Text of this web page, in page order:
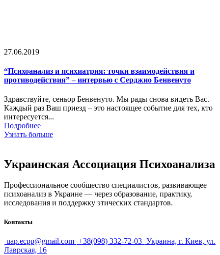
27.06.2019
“Психоанализ и психиатрия: точки взаимодействия и
противодействия” – интервью с Серджио Бенвенуто
Здравствуйте, сеньор Бенвенуто. Мы рады снова видеть Вас.
Каждый раз Ваш приезд – это настоящее событие для тех, кто
интересуется...
Подробнее
Узнать больше
Украинская Ассоциация Психоанализа
Профессиональное сообщество специалистов, развивающее
психоанализ в Украине — через образование, практику,
исследования и поддержку этических стандартов.
Контакты
uap.ecpp@gmail.com +38(098) 332-72-03 Украина, г. Киев, ул.
Лаврская, 16